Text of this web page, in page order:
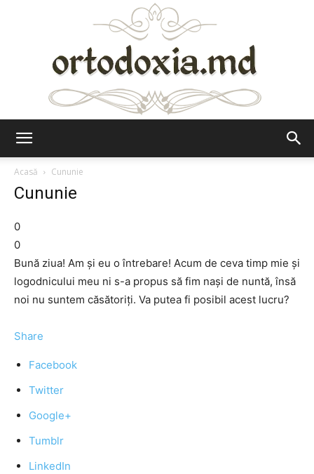
Acasă
Cununie
Cununie
0
0
Bună ziua! Am şi eu o întrebare! Acum de ceva timp mie şi
logodnicului meu ni s-a propus să fim naşi de nuntă, însă
noi nu suntem căsătoriţi. Va putea fi posibil acest lucru?
Share
Facebook
Twitter
Google+
Tumblr
LinkedIn